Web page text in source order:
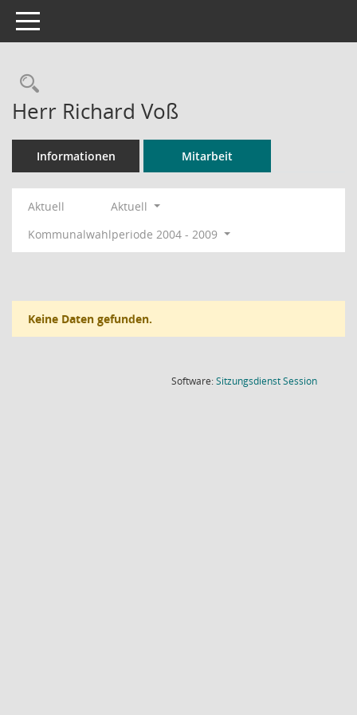
Toggle navigation
Rechercheauswahl
Herr Richard Voß
Informationen Mitarbeit
Aktuell
Aktuell
Kommunalwahlperiode 2004 - 2009
Keine Daten gefunden.
Software:SitzungsdienstSession(Wird in